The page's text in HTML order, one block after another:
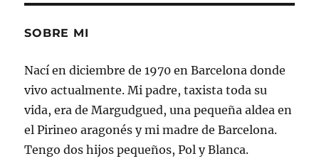
SOBRE MI
Nací en diciembre de 1970 en Barcelona donde
vivo actualmente. Mi padre, taxista toda su
vida, era de Margudgued, una pequeña aldea en
el Pirineo aragonés y mi madre de Barcelona.
Tengo dos hijos pequeños, Pol y Blanca.